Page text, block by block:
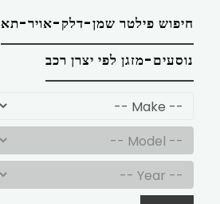
חיפוש פילטר שמן-דלק-אויר-תא
נוסעים-מזגן לפי יצרן רכב